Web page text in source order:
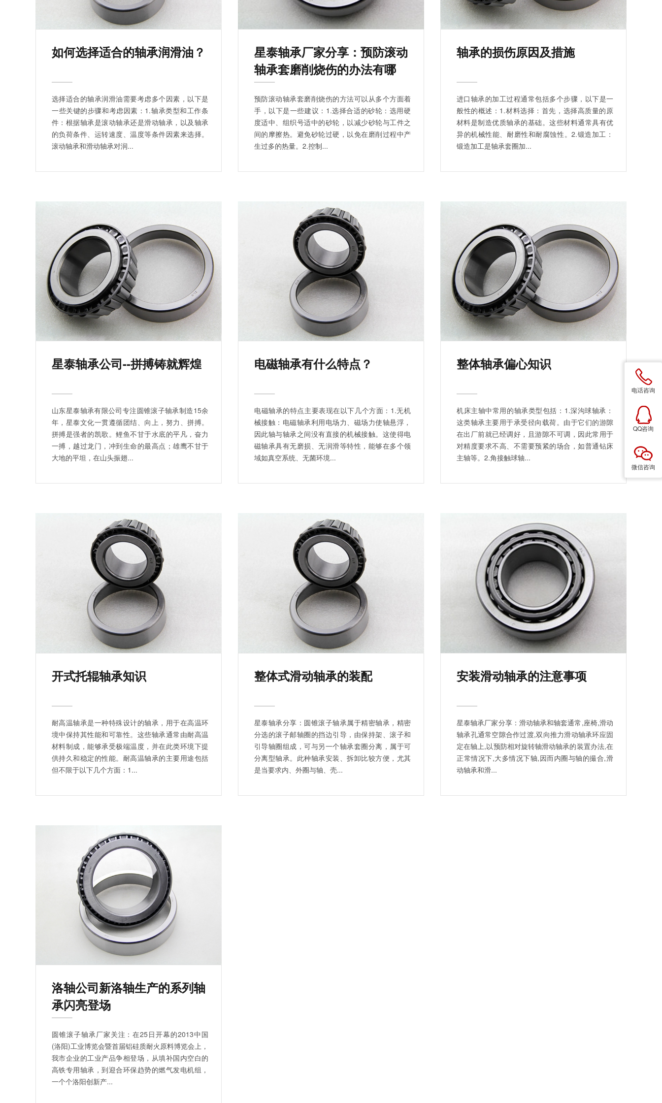
如何选择适合的轴承润滑油？
选择适合的轴承润滑油需要考虑多个因素，以下是
一些关键的步骤和考虑因素：1.轴承类型和工作条
件：根据轴承是滚动轴承还是滑动轴承，以及轴承
的负荷条件、运转速度、温度等条件因素来选择。
滚动轴承和滑动轴承对润...
星泰轴承厂家分享：预防滚动
轴承套磨削烧伤的办法有哪
些？
预防滚动轴承套磨削烧伤的方法可以从多个方面着
手，以下是一些建议：1.选择合适的砂轮：选用硬
度适中、组织号适中的砂轮，以减少砂轮与工件之
间的摩擦热。避免砂轮过硬，以免在磨削过程中产
生过多的热量。2.控制...
轴承的损伤原因及措施
进口轴承的加工过程通常包括多个步骤，以下是一
般性的概述：1.材料选择：首先，选择高质量的原
材料是制造优质轴承的基础。这些材料通常具有优
异的机械性能、耐磨性和耐腐蚀性。2.锻造加工：
锻造加工是轴承套圈加...
星泰轴承公司--拼搏铸就辉煌
山东星泰轴承有限公司专注圆锥滚子轴承制造15余
年，星泰文化一贯遵循团结、向上，努力、拼搏。
拼搏是强者的凯歌。鲤鱼不甘于水底的平凡，奋力
一搏，越过龙门，冲到生命的最高点；雄鹰不甘于
大地的平坦，在山头振翅...
电磁轴承有什么特点？
电磁轴承的特点主要表现在以下几个方面：1.无机
械接触：电磁轴承利用电场力、磁场力使轴悬浮，
因此轴与轴承之间没有直接的机械接触。这使得电
磁轴承具有无磨损、无润滑等特性，能够在多个领
域如真空系统、无菌环境...
整体轴承偏心知识
机床主轴中常用的轴承类型包括：1.深沟球轴承：
这类轴承主要用于承受径向载荷。由于它们的游隙
在出厂前就已经调好，且游隙不可调，因此常用于
对精度要求不高、不需要预紧的场合，如普通钻床
主轴等。2.角接触球轴...
开式托辊轴承知识
耐高温轴承是一种特殊设计的轴承，用于在高温环
境中保持其性能和可靠性。这些轴承通常由耐高温
材料制成，能够承受极端温度，并在此类环境下提
供持久和稳定的性能。耐高温轴承的主要用途包括
但不限于以下几个方面：1...
整体式滑动轴承的装配
星泰轴承分享：圆锥滚子轴承属于精密轴承，精密
分选的滚子邮轴圈的挡边引导，由保持架、滚子和
引导轴圈组成，可与另一个轴承套圈分离，属于可
分离型轴承。此种轴承安装、拆卸比较方便，尤其
是当要求内、外圈与轴、壳...
安装滑动轴承的注意事项
星泰轴承厂家分享：滑动轴承和轴套通常,座椅,滑动
轴承孔通常空隙合作过渡,双向推力滑动轴承环应固
定在轴上,以预防相对旋转轴滑动轴承的装置办法,在
正常情况下,大多情况下轴,因而内圈与轴的撮合,滑
动轴承和滑...
洛轴公司新洛轴生产的系列轴
承闪亮登场
圆锥滚子轴承厂家关注：在25日开幕的2013中国
(洛阳)工业博览会暨首届铝硅质耐火原料博览会上，
我市企业的工业产品争相登场，从填补国内空白的
高铁专用轴承，到迎合环保趋势的燃气发电机组，
一个个洛阳创新产...
电话咨询
QQ咨询
微信咨询